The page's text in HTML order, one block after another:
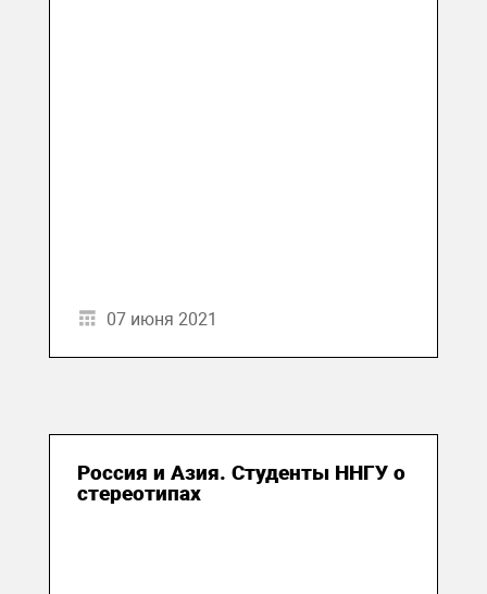
07 июня 2021
Россия и Азия. Студенты ННГУ о
стереотипах